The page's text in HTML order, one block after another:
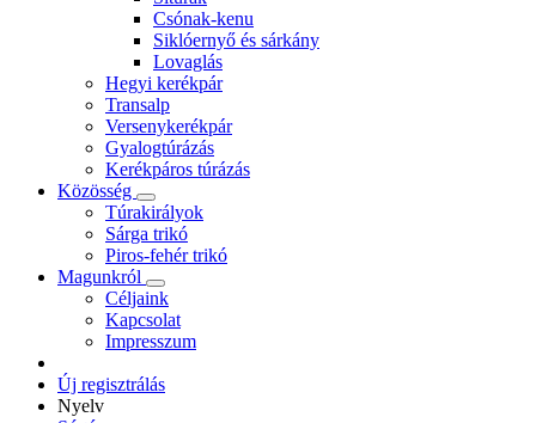
Csónak-kenu
Siklóernyő és sárkány
Lovaglás
Hegyi kerékpár
Transalp
Versenykerékpár
Gyalogtúrázás
Kerékpáros túrázás
Közösség
Túrakirályok
Sárga trikó
Piros-fehér trikó
Magunkról
Céljaink
Kapcsolat
Impresszum
Új regisztrálás
Nyelv